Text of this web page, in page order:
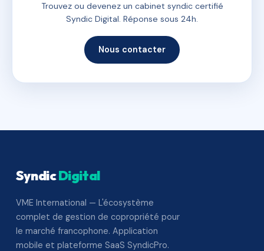
Trouvez ou devenez un cabinet syndic certifié
Syndic Digital. Réponse sous 24h.
Nous contacter
SyndicDigital
VME International — L'écosystème
complet de gestion de copropriété pour
le marché francophone. Application
mobile et plateforme SaaS SyndicPro.